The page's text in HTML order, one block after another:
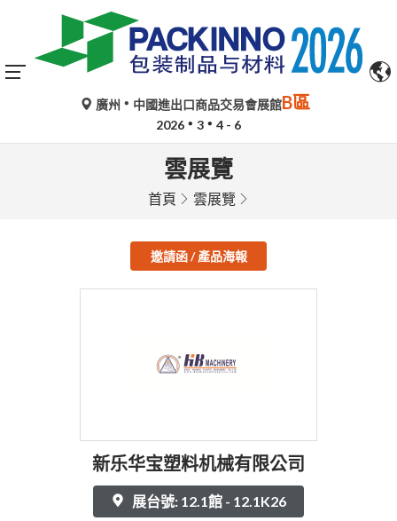
廣州 中國進出口商品交易會展館B區
2026 3 4 - 6
雲展覽
首頁 雲展覽
邀請函 / 產品海報
新乐华宝塑料机械有限公司
展台號: 12.1館 - 12.1K26